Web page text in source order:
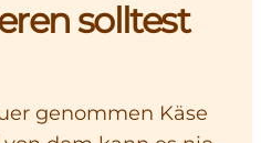
solltest
genommen Käse